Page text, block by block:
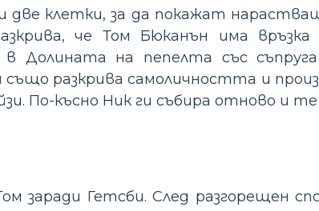
две клетки, за да покажат
че Том Бюканън има
Долината на пепелта със
разкрива самоличността и
По-късно Ник ги събира отново и
заради Гетсби. След разгорещен